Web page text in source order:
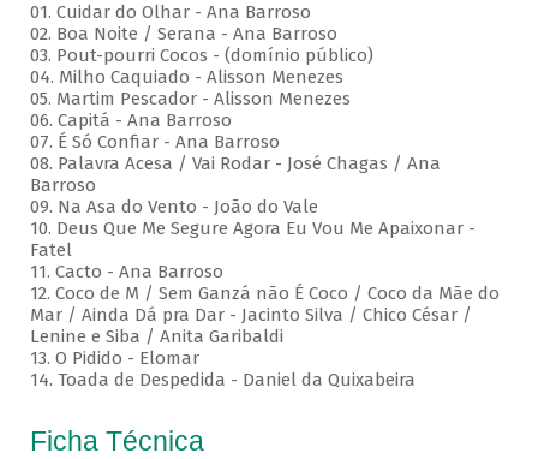
01. Cuidar do Olhar - Ana Barroso
02. Boa Noite / Serana - Ana Barroso
03. Pout-pourri Cocos - (domínio público)
04. Milho Caquiado - Alisson Menezes
05. Martim Pescador - Alisson Menezes
06. Capitá - Ana Barroso
07. É Só Confiar - Ana Barroso
08. Palavra Acesa / Vai Rodar - José Chagas / Ana
Barroso
09. Na Asa do Vento - João do Vale
10. Deus Que Me Segure Agora Eu Vou Me Apaixonar -
Fatel
11. Cacto - Ana Barroso
12. Coco de M / Sem Ganzá não É Coco / Coco da Mãe do
Mar / Ainda Dá pra Dar - Jacinto Silva / Chico César /
Lenine e Siba / Anita Garibaldi
13. O Pidido - Elomar
14. Toada de Despedida - Daniel da Quixabeira
Ficha Técnica